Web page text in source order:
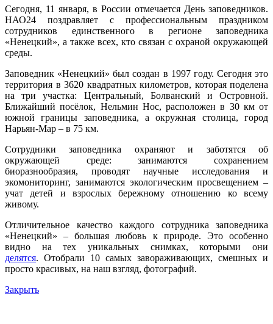
Сегодня, 11 января, в России отмечается День заповедников.
НАО24 поздравляет с профессиональным праздником
сотрудников единственного в регионе заповедника
«Ненецкий», а также всех, кто связан с охраной окружающей
среды.
Заповедник «Ненецкий» был создан в 1997 году. Сегодняэто
территория в 3620 квадратных километров, которая поделена
на три участка: Центральный, Болванский и Островной.
Ближайший посёлок, Нельмин Нос, расположен в 30 км от
южной границы заповедника, а окружная столица, город
Нарьян-Мар – в 75 км.
Сотрудники заповедника охраняют и заботятся об
окружающей среде: занимаются сохранением
биоразнообразия, проводят научные исследования и
экомониторинг, занимаются экологическим просвещением –
учат детей и взрослых бережному отношению ко всему
живому.
Отличительное качество каждого сотрудника заповедника
«Ненецкий» – большая любовь к природе. Этоособенно
видно натех уникальных снимках,которымиони
делятся. Отобрали 10 самых завораживающих, смешных и
просто красивых, на наш взгляд, фотографий.
Закрыть